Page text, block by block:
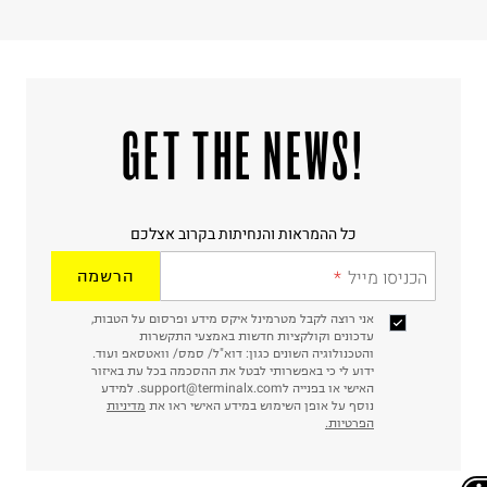
!GET THE NEWS
כל ההמראות והנחיתות בקרוב אצלכם
הכניסו מייל הרשמה
אני רוצה לקבל מטרמינל איקס מידע ופרסום על הטבות,
עדכונים וקולקציות חדשות באמצעי התקשרות
והטכנולוגיה השונים כגון: דוא"ל/ סמס/ וואטסאפ ועוד.
ידוע לי כי באפשרותי לבטל את ההסכמה בכל עת באיזור
האישי או בפנייה לsupport@terminalx.com. למידע
נוסף על אופן השימוש במידע האישי ראו את מדיניות
הפרטיות.